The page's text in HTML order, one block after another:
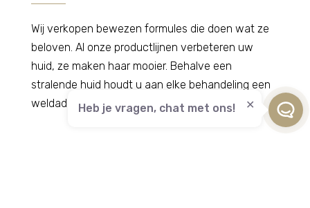
Wij verkopen bewezen formules die doen wat ze
beloven. Al onze productlijnen verbeteren uw
huid, ze maken haar mooier. Behalve een
stralende huid houdt u aan elke behandeling een
weldadig en ontspannen gevoel over.
Heb je vragen, chat met ons!